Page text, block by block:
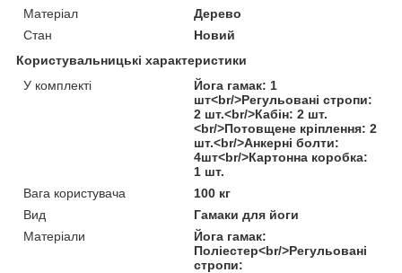
Матеріал
Дерево
Стан
Новий
Користувальницькі характеристики
У комплекті
Йога гамак: 1
шт<br/>Регульовані стропи:
2 шт.<br/>Кабін: 2 шт.
<br/>Потовщене кріплення: 2
шт.<br/>Анкерні болти:
4шт<br/>Картонна коробка:
1 шт.
Вага користувача
100 кг
Вид
Гамаки для йоги
Матеріали
Йога гамак:
Поліестер<br/>Регульовані
стропи: